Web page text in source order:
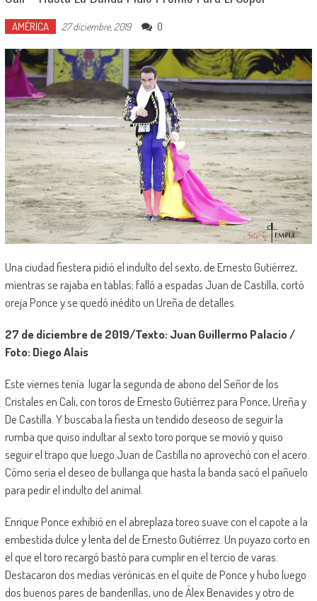
AMÉRICA 27 diciembre, 2019 0
Una ciudad fiestera pidió el indulto del sexto, de Ernesto Gutiérrez,
mientras se rajaba en tablas; falló a espadas Juan de Castilla, cortó
oreja Ponce y se quedó inédito un Ureña de detalles.
27 de diciembre de 2019/Texto: Juan Guillermo Palacio /
Foto: Diego Alais
Este viernes tenía lugar la segunda de abono del Señor de los
Cristales en Cali, con toros de Ernesto Gutiérrez para Ponce, Ureña y
De Castilla. Y buscaba la fiesta un tendido deseoso de seguir la
rumba que quiso indultar al sexto toro porque se movió y quiso
seguir el trapo que luego Juan de Castilla no aprovechó con el acero.
Cómo sería el deseo de bullanga que hasta la banda sacó el pañuelo
para pedir el indulto del animal.
Enrique Ponce exhibió en el abreplaza toreo suave con el capote a la
embestida dulce y lenta del de Ernesto Gutiérrez. Un puyazo corto en
el que el toro recargó bastó para cumplir en el tercio de varas.
Destacaron dos medias verónicas.en el quite de Ponce y hubo luego
dos buenos pares de banderillas, uno de Álex Benavides y otro de